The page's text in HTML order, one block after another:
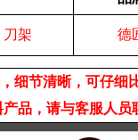
刀架 德
细节清晰，可仔细
品，请与客服人员